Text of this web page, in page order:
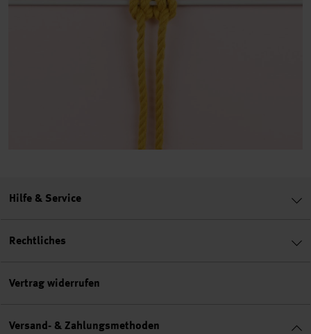
Hilfe & Service
Rechtliches
Vertrag widerrufen
Versand- & Zahlungsmethoden